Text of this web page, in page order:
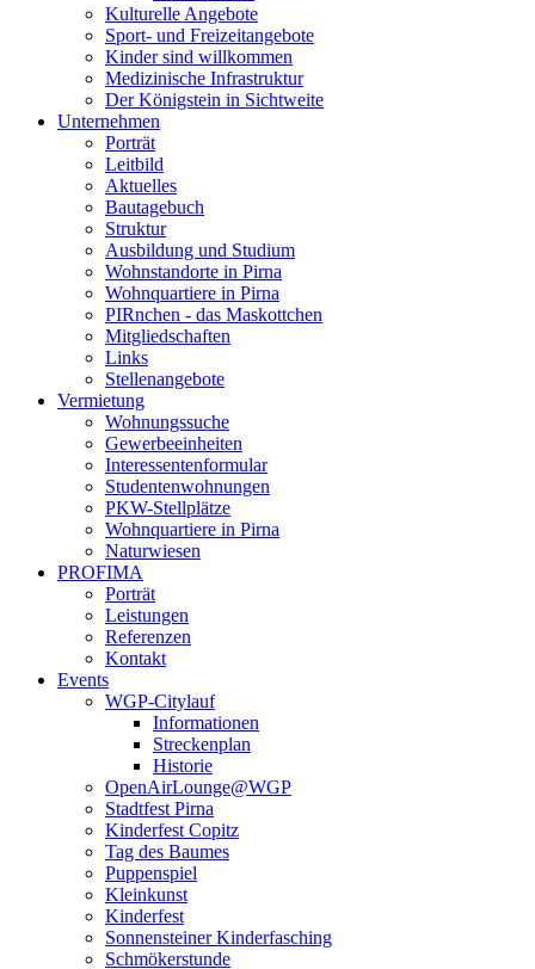
Kulturelle Angebote
Sport- und Freizeitangebote
Kinder sind willkommen
Medizinische Infrastruktur
Der Königstein in Sichtweite
Unternehmen
Porträt
Leitbild
Aktuelles
Bautagebuch
Struktur
Ausbildung und Studium
Wohnstandorte in Pirna
Wohnquartiere in Pirna
PIRnchen - das Maskottchen
Mitgliedschaften
Links
Stellenangebote
Vermietung
Wohnungssuche
Gewerbeeinheiten
Interessentenformular
Studentenwohnungen
PKW-Stellplätze
Wohnquartiere in Pirna
Naturwiesen
PROFIMA
Porträt
Leistungen
Referenzen
Kontakt
Events
WGP-Citylauf
Informationen
Streckenplan
Historie
OpenAirLounge@WGP
Stadtfest Pirna
Kinderfest Copitz
Tag des Baumes
Puppenspiel
Kleinkunst
Kinderfest
Sonnensteiner Kinderfasching
Schmökerstunde